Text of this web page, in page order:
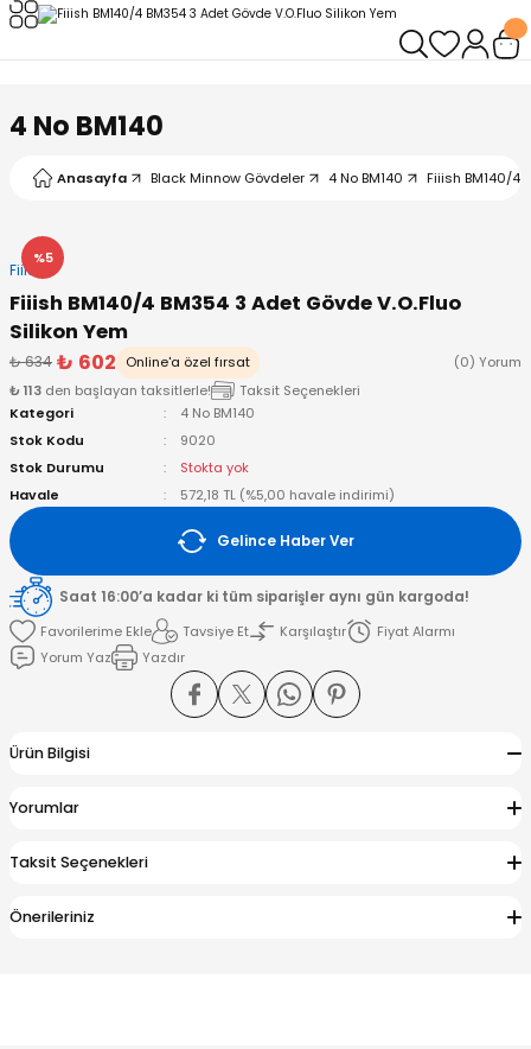
4 No BM140
Anasayfa Black Minnow Gövdeler 4 No BM140 Fiiish BM140/4
%5
Fiiish
Fiiish BM140/4 BM354 3 Adet Gövde V.O.Fluo
Silikon Yem
₺ 634 ₺ 602 Online'a özel fırsat
(0) Yorum
₺ 113 den başlayan taksitlerle!
Taksit Seçenekleri
Kategori
4 No BM140
Stok Kodu
9020
Stok Durumu
Stokta yok
Havale
572,18 TL (%5,00 havale indirimi)
Gelince Haber Ver
Saat 16:00’a kadar ki tüm siparişler aynı gün kargoda!
Tavsiye Et
Karşılaştır
Fiyat Alarmı
Yorum Yaz
Yazdır
Ürün Bilgisi
Yorumlar
Taksit Seçenekleri
Önerileriniz
Kamışlar
& El Feneri